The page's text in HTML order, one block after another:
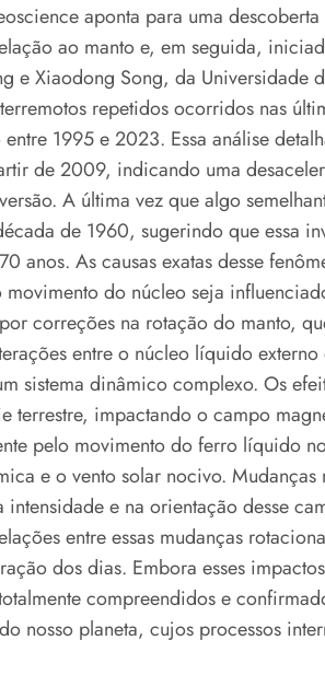
aponta para uma
ao manto e, em seguida,
e Xiaodong Song, da Universidade
repetidos ocorridos nas
1995 e 2023. Essa análise
de 2009, indicando uma
A última vez que algo
de 1960, sugerindo que essa
anos. As causas exatas desse
do núcleo seja
correções na rotação do manto,
entre o núcleo líquido
sistema dinâmico complexo. Os
terrestre, impactando o campo
pelo movimento do ferro líquido
e o vento solar nocivo.
e na orientação desse
entre essas mudanças
dos dias. Embora esses
compreendidos e
nosso planeta, cujos processos